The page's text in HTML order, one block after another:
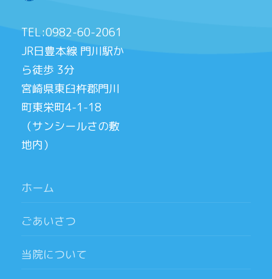
TEL:0982-60-2061
JR日豊本線 門川駅か
ら徒歩 3分
宮崎県東臼杵郡門川
町東栄町4-1-18
（サンシールさの敷
地内）
ホーム
ごあいさつ
当院について